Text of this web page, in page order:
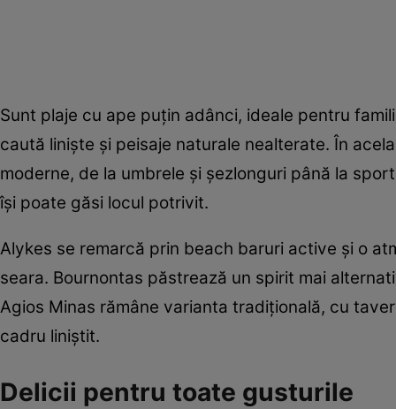
Sunt plaje cu ape puțin adânci, ideale pentru
caută liniște și peisaje naturale nealterate. În
moderne, de la umbrele și șezlonguri până la
își poate găsi locul potrivit.
Alykes se remarcă prin beach baruri active și o
seara. Bournontas păstrează un spirit mai
Agios Minas rămâne varianta tradițională, cu
cadru liniștit.
Delicii pentru toate gusturile